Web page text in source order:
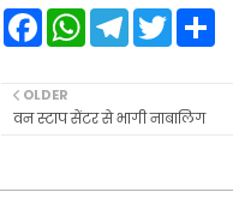
F
a
b
o
W
A
T
e
r
T
e
S
OLDER
वन स्टाप सेंटर से भागी नाबालिग